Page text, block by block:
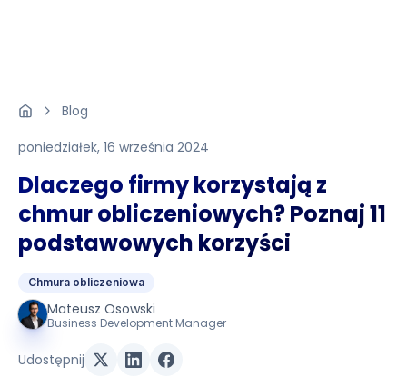
Blog
poniedziałek, 16 września 2024
Dlaczego firmy korzystają z
chmur obliczeniowych? Poznaj 11
podstawowych korzyści
Chmura obliczeniowa
Mateusz Osowski
Business Development Manager
Udostępnij